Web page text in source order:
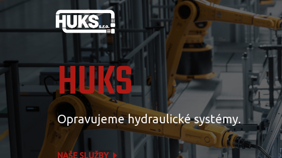
HUKS
Opravujeme hydraulické systémy.
NAŠE SLUŽBY